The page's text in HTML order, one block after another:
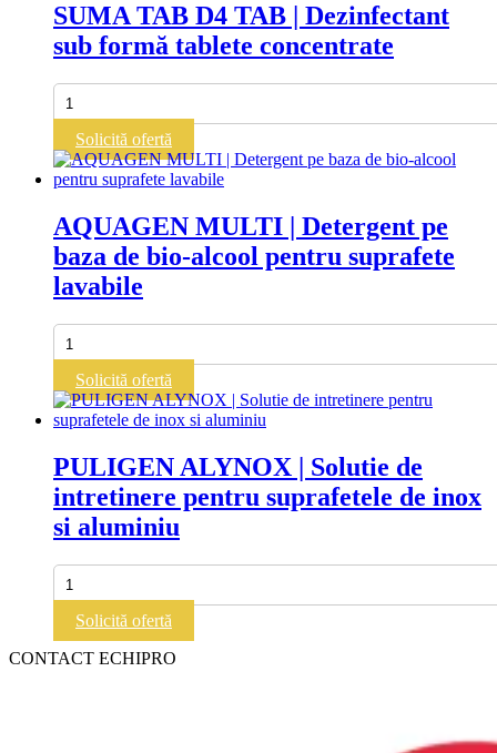
SUMA TAB D4 TAB | Dezinfectant
sub formă tablete concentrate
Cantitate
SUMA
TAB
D4
TAB
|
sub
formă
tablete
concentrate
Solicită ofertă
AQUAGEN MULTI | Detergent pe
baza de bio-alcool pentru suprafete
lavabile
Cantitate
AQUAGEN
MULTI
|
Detergent
pe
de
bio-
alcool
pentru
lavabile
Solicită ofertă
PULIGEN ALYNOX | Solutie de
intretinere pentru suprafetele de inox
si aluminiu
Cantitate
PULIGEN
ALYNOX
Solutie
Solicită ofertă
CONTACT ECHIPRO